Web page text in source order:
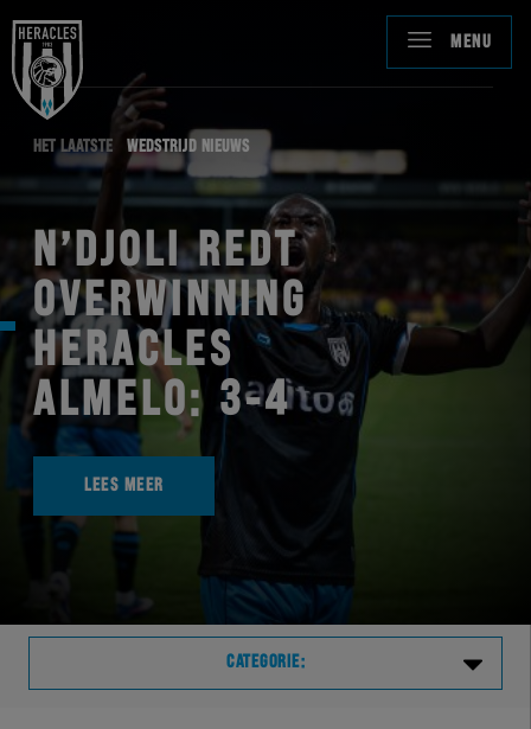
MENU
HET LAATSTE WEDSTRIJD NIEUWS
N’DJOLI REDT
OVERWINNING
HERACLES
ALMELO: 3-4
LEES MEER
CATEGORIE: